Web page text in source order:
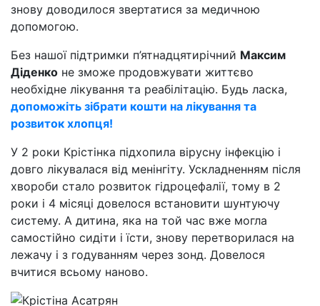
знову доводилося звертатися за медичною
допомогою.
Без нашої підтримки п’ятнадцятирічний Максим
Діденко не зможе продовжувати життєво
необхідне лікування та реабілітацію. Будь ласка,
допоможіть зібрати кошти на лікування та
розвиток хлопця!
У 2 роки Крістінка підхопила вірусну інфекцію і
довго лікувалася від менінгіту. Ускладненням після
хвороби стало розвиток гідроцефалії, тому в 2
роки і 4 місяці довелося встановити шунтуючу
систему. А дитина, яка на той час вже могла
самостійно сидіти і їсти, знову перетворилася на
лежачу і з годуванням через зонд. Довелося
вчитися всьому наново.